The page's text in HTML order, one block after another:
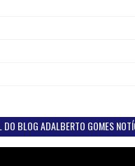
DO BLOG ADALBERTO GOMES